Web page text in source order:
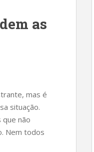
as
mas é
situação.
não
Nem todos